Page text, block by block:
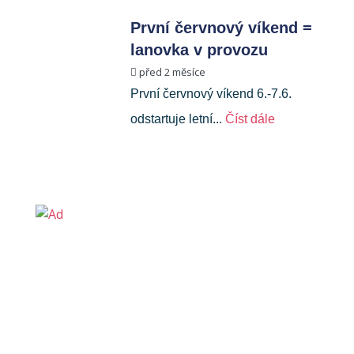
První červnový víkend =
lanovka v provozu
před 2 měsíce
První červnový víkend 6.-7.6.
odstartuje letní... Číst dále